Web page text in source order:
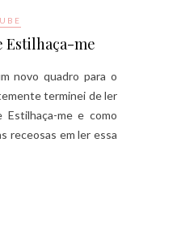
Estilhaça-me
novo quadro para o
terminei de ler
me e como
receosas em ler essa